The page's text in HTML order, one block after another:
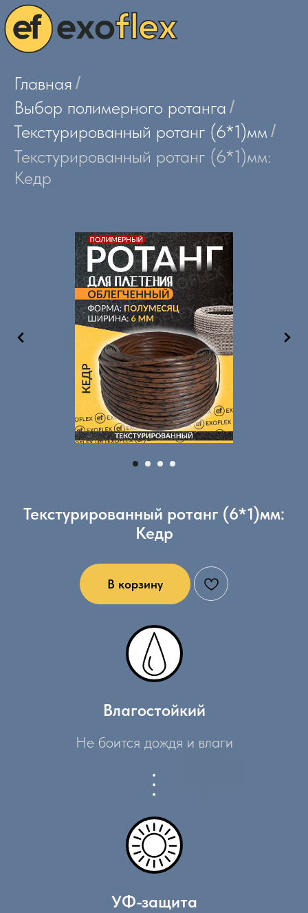
Главная /
Выбор полимерного ротанга /
Текстурированный ротанг (6*1)мм /
Текстурированный ротанг (6*1)мм:
Кедр
Текстурированный ротанг (6*1)мм:
Кедр
В корзину
Влагостойкий
Не боится дождя и влаги
УФ-защита